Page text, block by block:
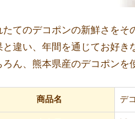
たてのデコポンの新鮮さをそ
と違い、年間を通じてお好き
ろん、熊本県産のデコポンを
商品名 デ